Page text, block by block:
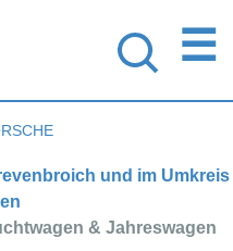
☰
und im Umkreis
& Jahreswagen